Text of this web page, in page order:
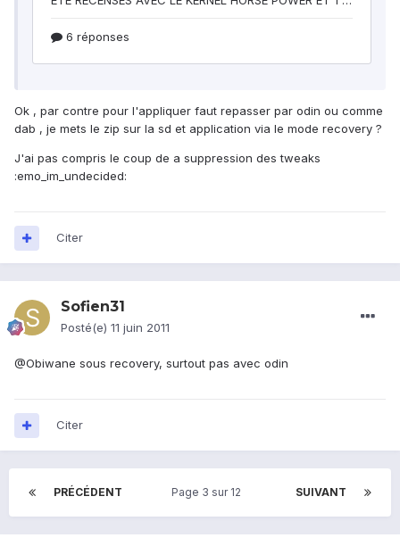
Ok , par contre pour l'appliquer faut repasser par odin ou comme
dab , je mets le zip sur la sd et application via le mode recovery ?
J'ai pas compris le coup de a suppression des tweaks
:emo_im_undecided:
Citer
Sofien31
Posté(e) 11 juin 2011
@Obiwane sous recovery, surtout pas avec odin
Citer
PRÉCÉDENT SUIVANT
Page 3 sur 12